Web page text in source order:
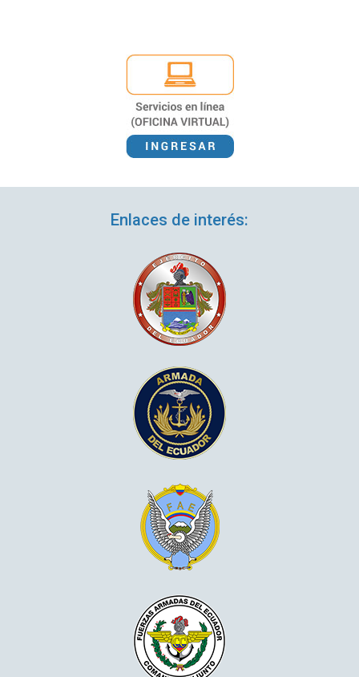
Enlaces de interés: